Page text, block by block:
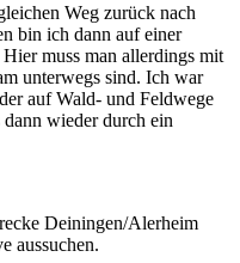
Weg zurück nach
bin ich dann auf einer
muss man allerdings mit
unterwegs sind. Ich war
auf Wald- und Feldwege
wieder durch ein
Deiningen/Alerheim
aussuchen.